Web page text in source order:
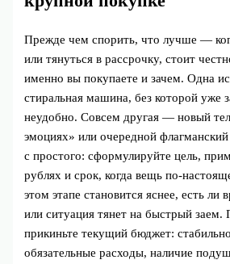
Прежде чем спорить, что лучше —
или тянуться в рассрочку, стоит
именно вы покупаете и зачем. Одна
стиральная машина, без которой уже
неудобно. Совсем другая — новый
эмоциях» или очередной
с простого: сформулируйте цель,
рублях и срок, когда вещь
этом этапе становится яснее, есть ли
или ситуация тянет на быстрый заем.
прикиньте текущий бюджет:
обязательные расходы, наличие